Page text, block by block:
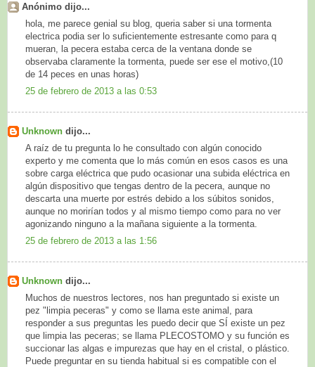
Anónimo dijo...
hola, me parece genial su blog, queria saber si una tormenta
electrica podia ser lo suficientemente estresante como para q
mueran, la pecera estaba cerca de la ventana donde se
observaba claramente la tormenta, puede ser ese el motivo,(10
de 14 peces en unas horas)
25 de febrero de 2013 a las 0:53
Unknown dijo...
A raíz de tu pregunta lo he consultado con algún conocido
experto y me comenta que lo más común en esos casos es una
sobre carga eléctrica que pudo ocasionar una subida eléctrica en
algún dispositivo que tengas dentro de la pecera, aunque no
descarta una muerte por estrés debido a los súbitos sonidos,
aunque no morirían todos y al mismo tiempo como para no ver
agonizando ninguno a la mañana siguiente a la tormenta.
25 de febrero de 2013 a las 1:56
Unknown dijo...
Muchos de nuestros lectores, nos han preguntado si existe un
pez "limpia peceras" y como se llama este animal, para
responder a sus preguntas les puedo decir que SÍ existe un pez
que limpia las peceras; se llama PLECOSTOMO y su función es
succionar las algas e impurezas que hay en el cristal, o plástico.
Puede preguntar en su tienda habitual si es compatible con el